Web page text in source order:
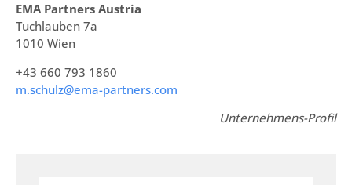
EMA Partners Austria
Tuchlauben 7a
1010 Wien
+43 660 793 1860
m.schulz@ema-partners.com
Unternehmens-Profil